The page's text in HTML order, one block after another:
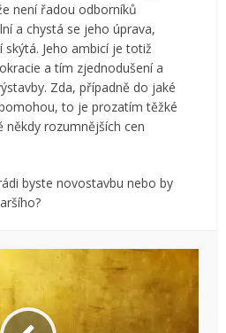
není řadou odborníků
a chystá se jeho úprava,
Jeho ambicí je totiž
a tím zjednodušení a
Zda, případně do jaké
to je prozatím těžké
někdy rozumnějších cen
byste novostavbu nebo by